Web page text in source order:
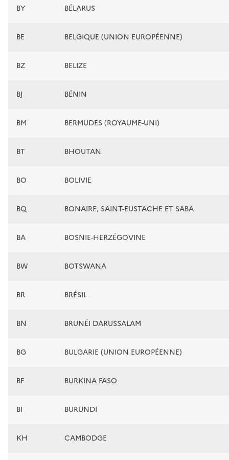
BY BÉLARUS
BE BELGIQUE (UNION EUROPÉENNE)
BZ BELIZE
BJ BÉNIN
BM BERMUDES (ROYAUME-UNI)
BT BHOUTAN
BO BOLIVIE
BQ BONAIRE, SAINT-EUSTACHE ET SABA
BA BOSNIE-HERZÉGOVINE
BW BOTSWANA
BR BRÉSIL
BN BRUNÉI DARUSSALAM
BG BULGARIE (UNION EUROPÉENNE)
BF BURKINA FASO
BI BURUNDI
KH CAMBODGE